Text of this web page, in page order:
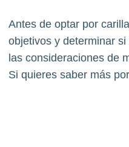
Antes de optar por
objetivos y determinar
las consideraciones de
Si quieres saber más